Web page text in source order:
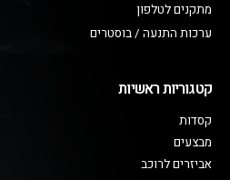
מתקנים לטלפון
ערכות התנעה / בוסטרים
קטגוריות ראשיות
קסדות
מבצעים
אביזרים לרוכב